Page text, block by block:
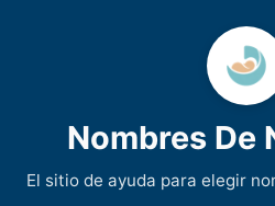
Nombres De
El sitio de ayuda para elegir